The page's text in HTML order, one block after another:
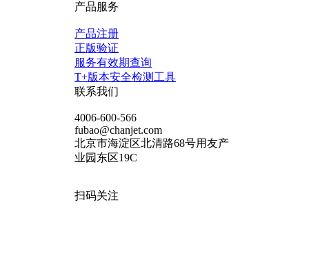
产品服务
产品注册
正版验证
服务有效期查询
T+版本安全检测工具
联系我们
4006-600-566
fubao@chanjet.com
北京市海淀区北清路68号用友产
业园东区19C
扫码关注